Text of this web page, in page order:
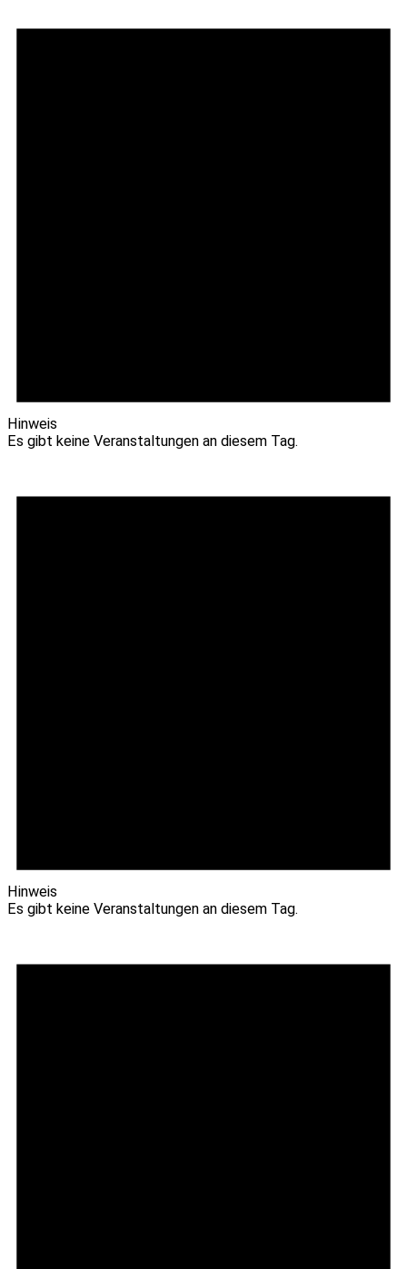
Hinweis
Es gibt keine Veranstaltungen an diesem Tag.
Hinweis
Es gibt keine Veranstaltungen an diesem Tag.